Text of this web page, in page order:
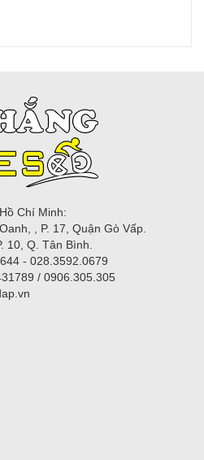
Chí Minh:
, P. 17, Quận Gò Vấp.
10, Q. Tân Bình.
- 028.3592.0679
/ 0906.305.305